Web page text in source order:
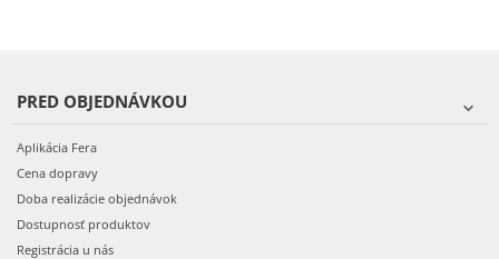
PRED OBJEDNÁVKOU
Aplikácia Fera
Cena dopravy
Doba realizácie objednávok
Dostupnosť produktov
Registrácia u nás